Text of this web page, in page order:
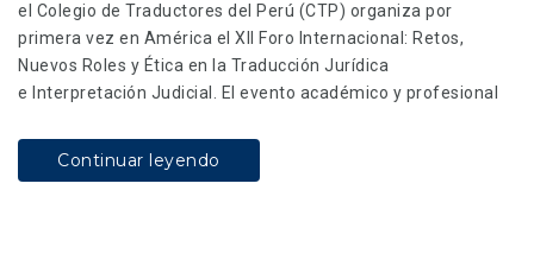
el Colegio de Traductores del Perú (CTP) organiza por
primera vez en América el XII Foro Internacional: Retos,
Nuevos Roles y Ética en la Traducción Jurídica
e Interpretación Judicial. El evento académico y profesional
Continuar leyendo